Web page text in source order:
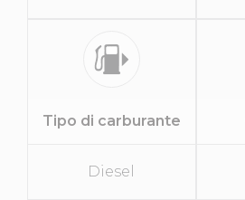
Tipo di carburante
Diesel